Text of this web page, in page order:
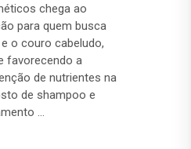
chega ao
para quem busca
o couro cabeludo,
favorecendo a
de nutrientes na
de shampoo e